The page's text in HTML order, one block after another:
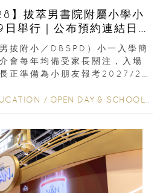
】拔萃男書院附屬小學小
舉行｜公布預約連結日期
拔附小／DBSPD）小一入學簡
會每年均備受家長關注，入場
正準備為小朋友報考2027/28
/ OPEN DAY & SCHOOL EVENTS